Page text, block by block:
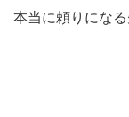
本当に頼りになる